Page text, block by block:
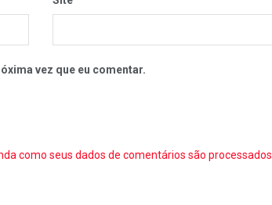
vez que eu comentar.
como seus dados de comentários são processados